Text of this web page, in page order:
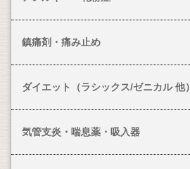
鎮痛剤・痛み止め
ダイエット（ラシックス/ゼニカル 他）
気管支炎・喘息薬・吸入器